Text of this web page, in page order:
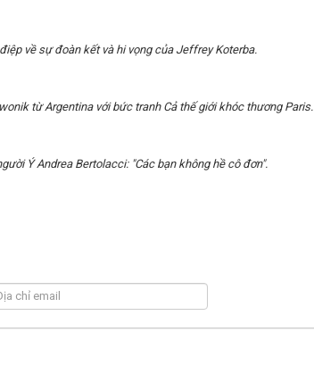
về sự đoàn kết và hi vọng của Jeffrey Koterba.
từ Argentina với bức tranh Cả thế giới khóc thương Paris.
Ý Andrea Bertolacci: "Các bạn không hề cô đơn".